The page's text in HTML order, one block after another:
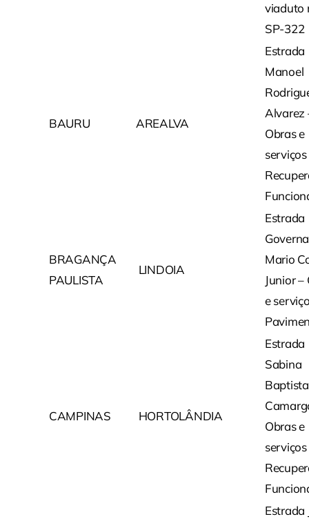
viaduto
SP-322
BAURU AREALVA
Estrada
Manoel
Alvarez
Obras e
BRAGANÇA
PAULISTA
LINDOIA
Estrada
Mario
Junior –
e
CAMPINAS HORTOLÂNDIA
Estrada
Sabina
Obras e
Estrada